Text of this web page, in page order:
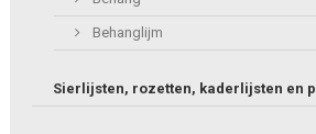
Behanglijm
Sierlijsten, rozetten, kaderlijsten en